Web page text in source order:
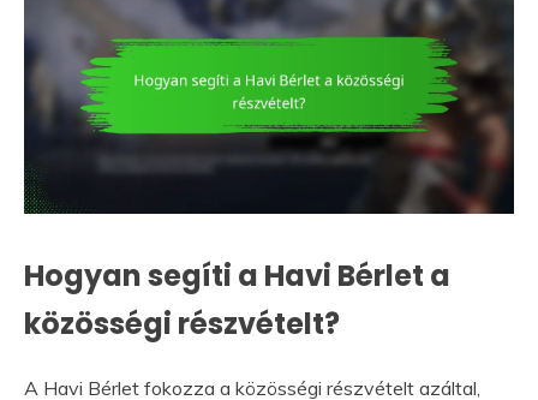
Hogyan segíti a Havi Bérlet a
közösségi részvételt?
A Havi Bérlet fokozza a közösségi részvételt azáltal,